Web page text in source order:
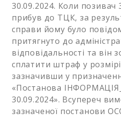
30.09.2024. Коли позивач
прибув до ТЦК, за
справи йому було
притягнуто до
відповідальності та він
сплатити штраф у
зазначивши у
«Постанова
30.09.2024». Всупереч
зазначеної постанови